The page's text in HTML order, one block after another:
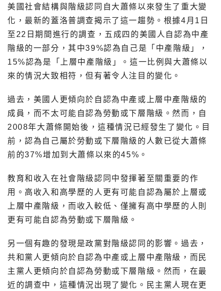
美國社會結構與階級認同自大蕭條以來發生了重大變
化，最新的蓋洛普調查揭示了這一趨勢。根據4月1日
至22日期間進行的調查，五成四的美國人自認為中產
階級的一部分，其中39%認為自己是「中產階級」，
15%認為是「上層中產階級」。這一比例與大蕭條以
來的情況大致相符，但有著令人注目的變化。
過去，美國人更傾向於自認為中產或上層中產階級的
成員，而不太可能自認為勞動或下層階級。然而，自
2008年大蕭條開始後，這種情況已經發生了變化。目
前，認為自己屬於勞動或下層階級的人數已從大蕭條
前的37%增加到大蕭條以來的45%。
教育和收入在社會階級認同中發揮著至關重要的作
用。高收入和高學歷的人更有可能自認為屬於上層或
上層中產階級，而收入較低、僅擁有高中學歷的人則
更有可能自認為勞動或下層階級。
另一個有趣的發現是政黨對階級認同的影響。過去，
共和黨人更傾向於自認為中產或上層中產階級，而民
主黨人更傾向於自認為勞動或下層階級。然而，在最
近的調查中，這種情況出現了變化。民主黨人現在更